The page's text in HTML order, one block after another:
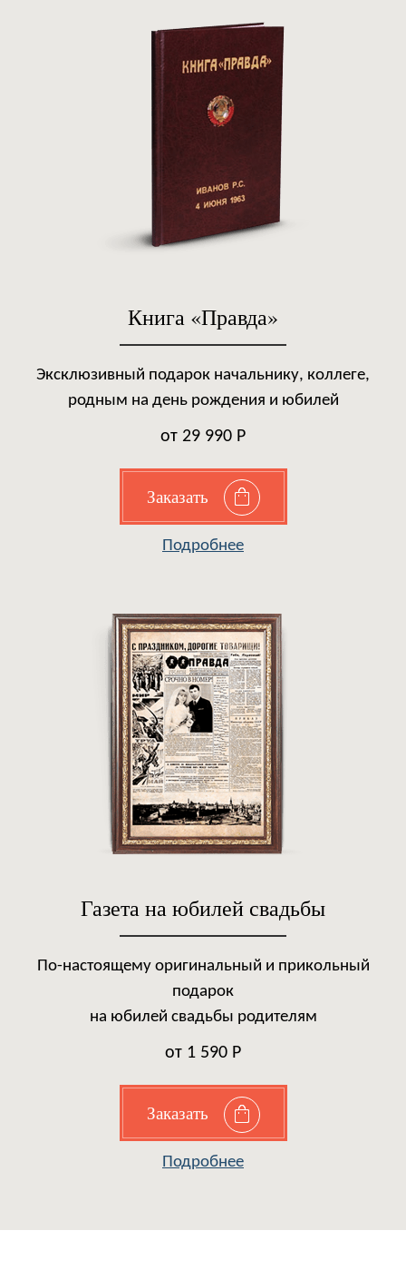
Книга «Правда»
Эксклюзивный подарок начальнику, коллеге,
родным на день рождения и юбилей
от 29 990 Р
Заказать
Подробнее
Газета на юбилей свадьбы
По-настоящему оригинальный и прикольный
подарок
на юбилей свадьбы родителям
от 1 590 Р
Заказать
Подробнее